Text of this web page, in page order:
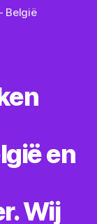
België
en
Wij